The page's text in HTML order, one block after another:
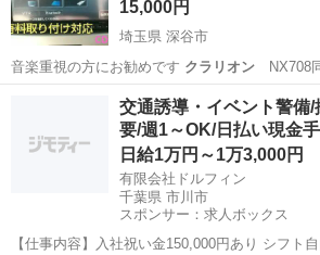
15,000円
埼玉県 深谷市
音楽重視の方にお勧めです クラリオン
カーナビ、テレビ ナビ
交通誘導・イベント警備
要/週1～OK/日払い現金
日給1万円～1万3,000円
有限会社ドルフィン
千葉県 市川市
スポンサー：求人ボックス
【仕事内容】入社祝い金150,000円あり シフト